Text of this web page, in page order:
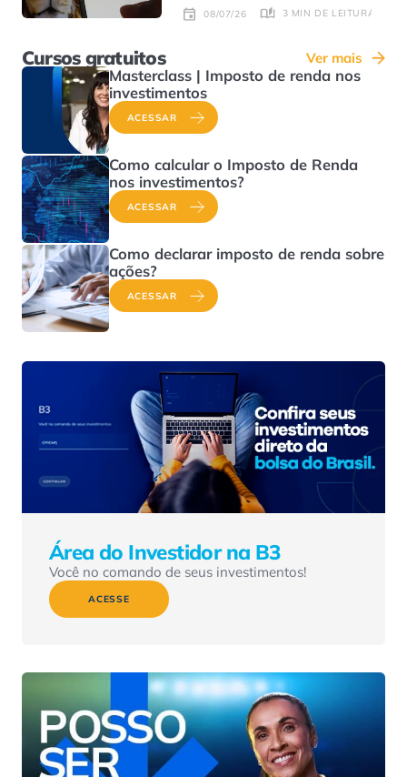
08/07/26 3 MIN DE LEITURA
Cursos gratuitos Ver mais
Masterclass | Imposto de renda nos
investimentos
ACESSAR
Como calcular o Imposto de Renda
nos investimentos?
ACESSAR
Como declarar imposto de renda sobre
ações?
ACESSAR
Área do Investidor na B3
Você no comando de seus investimentos!
ACESSE